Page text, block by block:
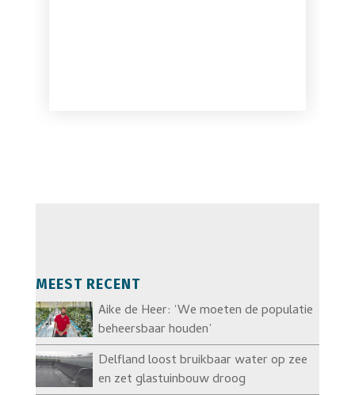
MEEST RECENT
Aike de Heer: ‘We moeten de populatie
beheersbaar houden’
Delfland loost bruikbaar water op zee
en zet glastuinbouw droog